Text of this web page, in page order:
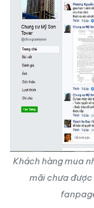
Khách hàng mua
mãi chưa được